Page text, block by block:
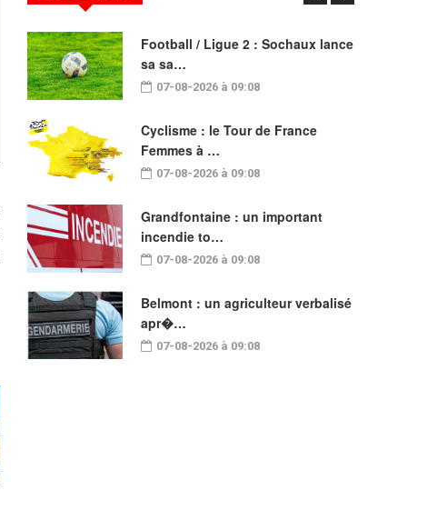
Football / Ligue 2 : Sochaux lance
sa sa…
07-08-2026 à 09:08
Cyclisme : le Tour de France
Femmes à …
07-08-2026 à 09:08
Grandfontaine : un important
incendie to…
07-08-2026 à 09:08
Belmont : un agriculteur verbalisé
apr�…
07-08-2026 à 09:08